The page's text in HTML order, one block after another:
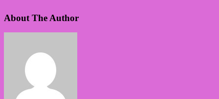
About The Author